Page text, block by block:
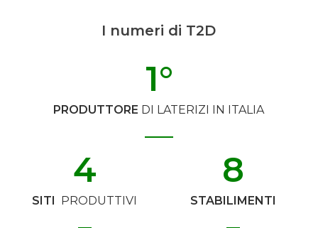
I numeri di T2D
PRODUTTORE DI LATERIZI IN ITALIA
1°
SITI PRODUTTIVI
4
STABILIMENTI
8